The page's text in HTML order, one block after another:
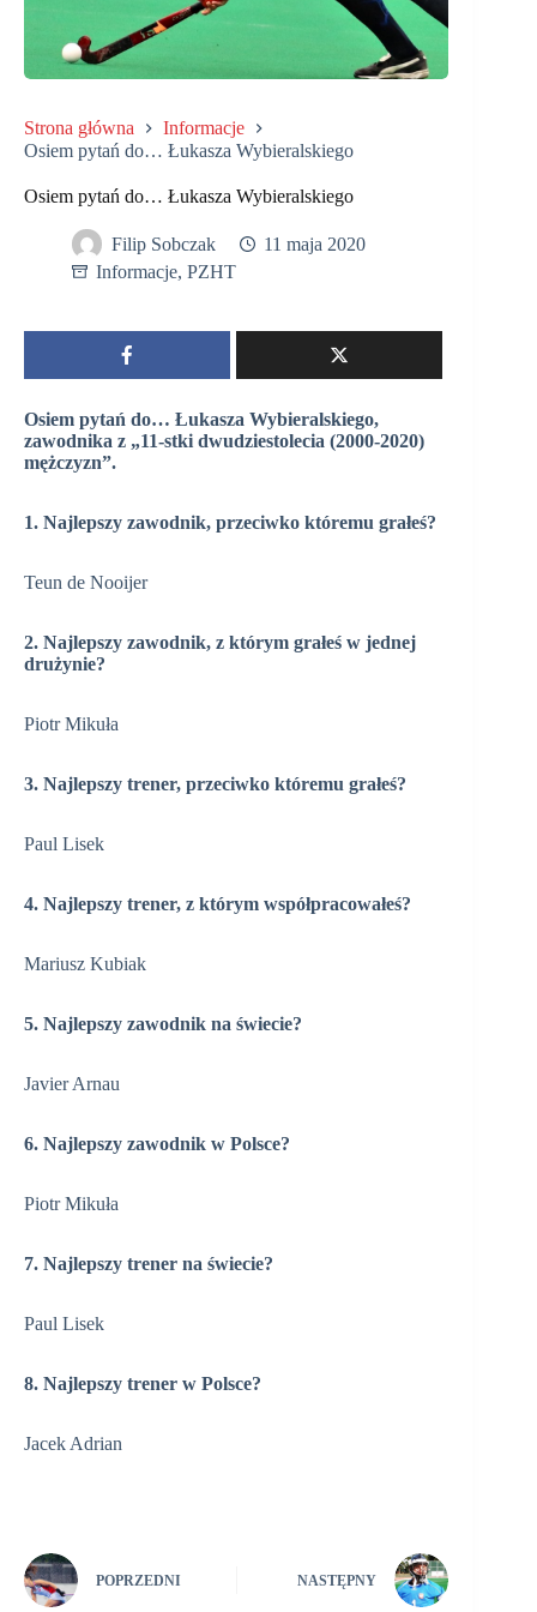
Strona główna
Informacje
Osiem pytań do… Łukasza Wybieralskiego
Osiem pytań do… Łukasza Wybieralskiego
Filip Sobczak
11 maja 2020
Informacje, PZHT
Osiem pytań do… Łukasza Wybieralskiego,
zawodnika z „11-stki dwudziestolecia (2000-2020)
mężczyzn”.
1. Najlepszy zawodnik, przeciwko któremu grałeś?
Teun de Nooijer
2. Najlepszy zawodnik, z którym grałeś w jednej
drużynie?
Piotr Mikuła
3. Najlepszy trener, przeciwko któremu grałeś?
Paul Lisek
4. Najlepszy trener, z którym współpracowałeś?
Mariusz Kubiak
5. Najlepszy zawodnik na świecie?
Javier Arnau
6. Najlepszy zawodnik w Polsce?
Piotr Mikuła
7. Najlepszy trener na świecie?
Paul Lisek
8. Najlepszy trener w Polsce?
Jacek Adrian
POPRZEDNI NASTĘPNY